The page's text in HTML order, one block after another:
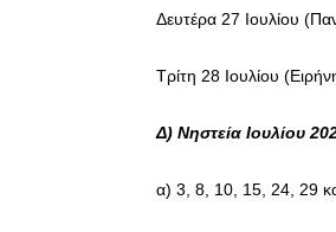
Δευτέρα 27 Ιουλίου
Τρίτη 28 Ιουλίου
Δ) Νηστεία Ιουλίου
α) 3, 8, 10, 15, 24, 29